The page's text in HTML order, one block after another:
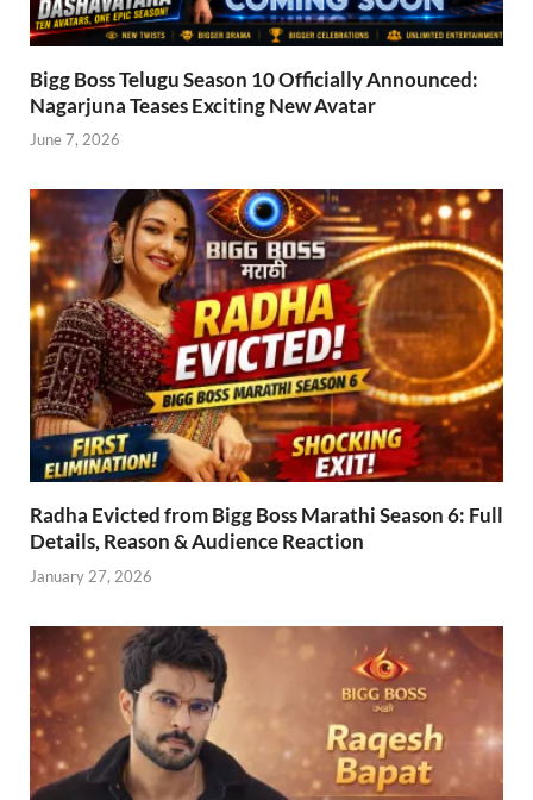
Bigg Boss Telugu Season 10 Officially Announced:
Nagarjuna Teases Exciting New Avatar
June 7, 2026
Radha Evicted from Bigg Boss Marathi Season 6: Full
Details, Reason & Audience Reaction
January 27, 2026